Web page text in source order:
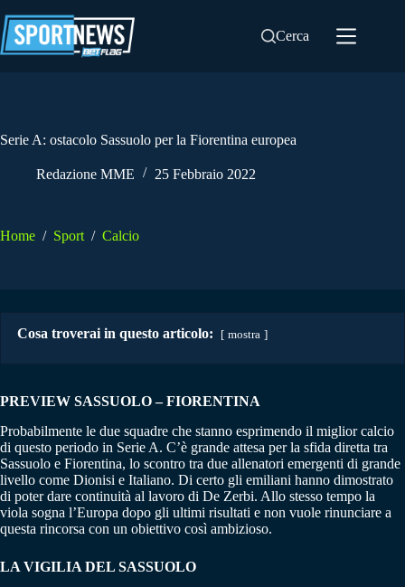
al
contenuto
Cerca
Serie A: ostacolo Sassuolo per la Fiorentina europea
Redazione MME 25 Febbraio 2022
Home / Sport / Calcio
Cosa troverai in questo articolo: mostra
PREVIEW SASSUOLO – FIORENTINA
Probabilmente le due squadre che stanno esprimendo il miglior calcio
di questo periodo in Serie A. C’è grande attesa per la sfida diretta tra
Sassuolo e Fiorentina, lo scontro tra due allenatori emergenti di grande
livello come Dionisi e Italiano. Di certo gli emiliani hanno dimostrato
di poter dare continuità al lavoro di De Zerbi. Allo stesso tempo la
viola sogna l’Europa dopo gli ultimi risultati e non vuole rinunciare a
questa rincorsa con un obiettivo così ambizioso.
LA VIGILIA DEL SASSUOLO